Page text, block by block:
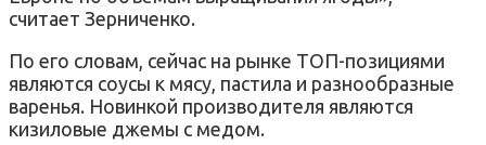
считает Зерниченко.
По его словам, сейчас на рынке ТОП-позициями
являются соусы к мясу, пастила и разнообразные
варенья. Новинкой производителя являются
кизиловые джемы с медом.